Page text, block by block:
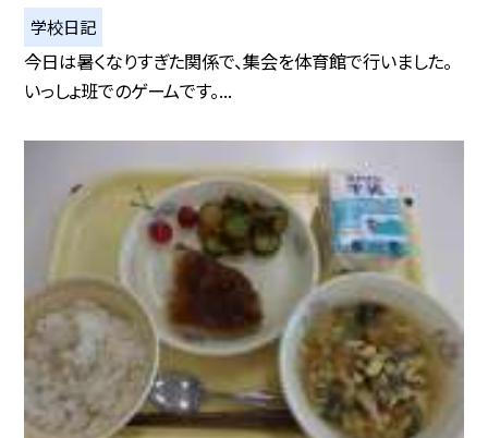
学校日記
今日は暑くなりすぎた関係で、集会を体育館で行いました。
いっしょ班でのゲームです。...